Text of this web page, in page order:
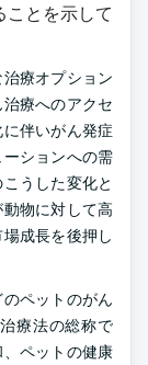
ことを示して
療オプション
療へのアクセ
伴いがん発症
ションへの需
うした変化と
物に対して高
成長を後押し
ペットのがん
療法の総称で
ペットの健康